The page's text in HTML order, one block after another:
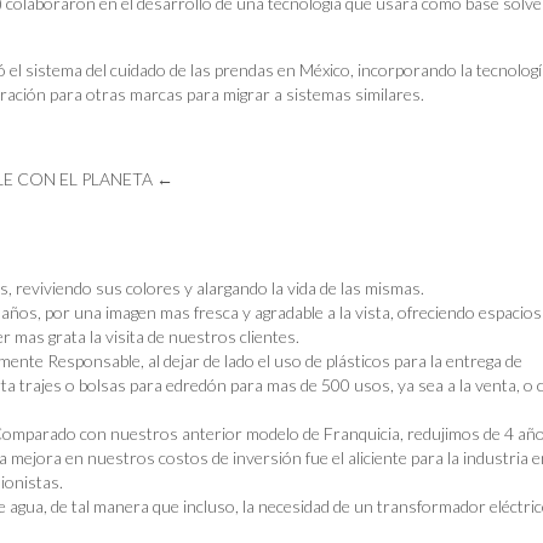
sistema del cuidado de las prendas en México, incorporando la
para otras marcas para migrar a sistemas similares.
CON EL PLANETA ←
reviviendo sus colores y alargando la vida de las mismas.
por una imagen mas fresca y agradable a la vista, ofreciendo
mas grata la visita de nuestros clientes.
Responsable, al dejar de lado el uso de plásticos para la entrega de
trajes o bolsas para edredón para mas de 500 usos, ya sea a la venta, o
con nuestros anterior modelo de Franquicia, redujimos de 4
en nuestros costos de inversión fue el aliciente para la industria
de tal manera que incluso, la necesidad de un transformador